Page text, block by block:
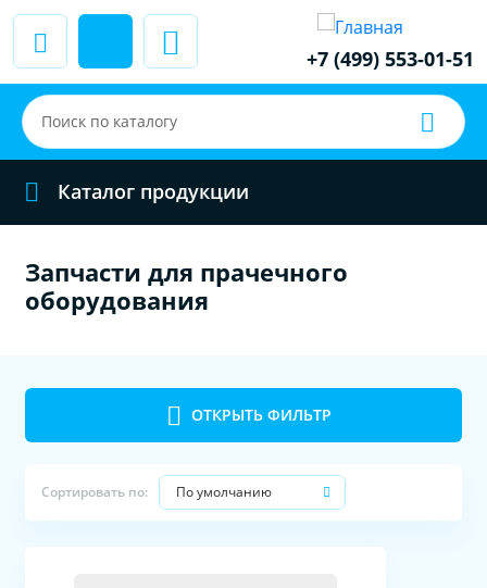
+7 (499) 553-01-51
Каталог продукции
Запчасти для прачечного
оборудования
ОТКРЫТЬ ФИЛЬТР
Сортировать по: По умолчанию